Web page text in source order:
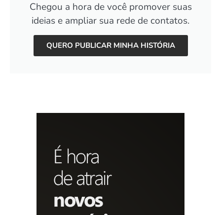
Chegou a hora de você promover suas
ideias e ampliar sua rede de contatos.
QUERO PUBLICAR MINHA HISTÓRIA